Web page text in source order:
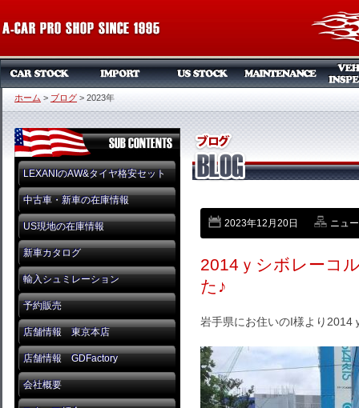
ホーム > ブログ > 2023年
LEXANIのAW&タイヤ格安セット
中古車・新車の在庫情報
US現地の在庫情報
新車カタログ
輸入シュミレーション
予約販売
店舗情報 東京本店
店舗情報 GDFactory
会社概要
2023年12月20日 ニュ
2014ｙシボレーコ
た♪
岩手県にお住いのI様より2014